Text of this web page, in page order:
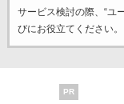
サービス検討の際、“ユ
びにお役立てください。
PR